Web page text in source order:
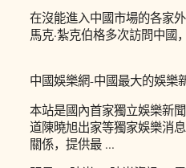
在沒能進入中國市場的各家
馬克·紮克伯格多次訪問中
中國娛樂網-中國最大的娛樂
本站是國內首家獨立娛樂新
道陳曉旭出家等獨家娛樂消
關係，提供最 ...